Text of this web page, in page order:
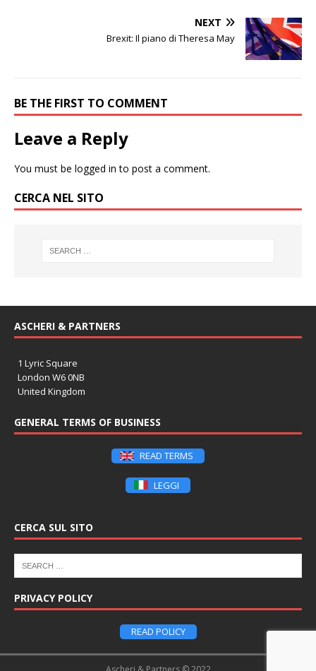
NEXT
Brexit: Il piano di Theresa May
BE THE FIRST TO COMMENT
Leave a Reply
You must be logged in to post a comment.
CERCA NEL SITO
ASCHERI & PARTNERS
1 Lyric Square
London W6 0NB
United Kingdom
GENERAL TERMS OF BUSINESS
READ TERMS
LEGGI
CERCA SUL SITO
PRIVACY POLICY
READ POLICY